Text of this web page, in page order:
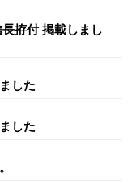
拵付 掲載しまし
した
した